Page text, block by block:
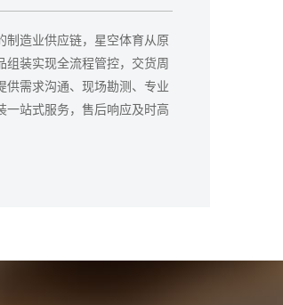
制造业供应链，星空体育从原
组装实现全流程管控，交货周
供需求沟通、现场勘测、专业
一站式服务，售后响应及时高